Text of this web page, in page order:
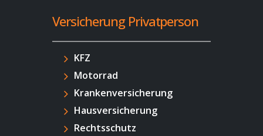
Versicherung Privatperson
KFZ
Motorrad
Krankenversicherung
Hausversicherung
Rechtsschutz